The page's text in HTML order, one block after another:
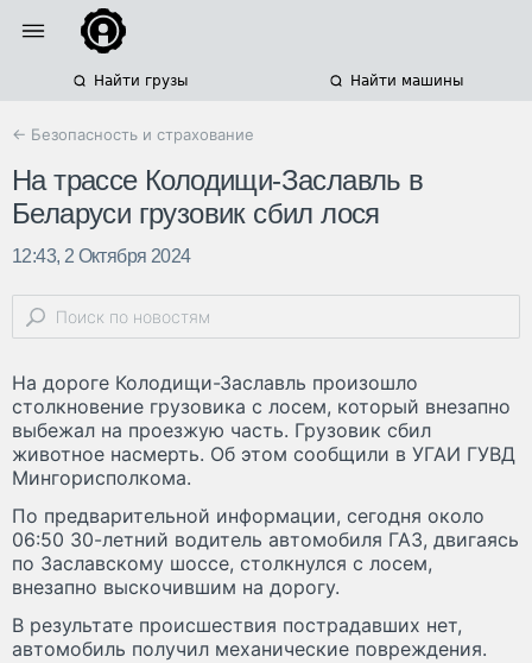
Найти грузы Найти машины
← Безопасность и страхование
На трассе Колодищи-Заславль в
Беларуси грузовик сбил лося
12:43, 2 Октября 2024
На дороге Колодищи-Заславль произошло
столкновение грузовика с лосем, который внезапно
выбежал на проезжую часть. Грузовик сбил
животное насмерть. Об этом сообщили в УГАИ ГУВД
Мингорисполкома.
По предварительной информации, сегодня около
06:50 30-летний водитель автомобиля ГАЗ, двигаясь
по Заславскому шоссе, столкнулся с лосем,
внезапно выскочившим на дорогу.
В результате происшествия пострадавших нет,
автомобиль получил механические повреждения.